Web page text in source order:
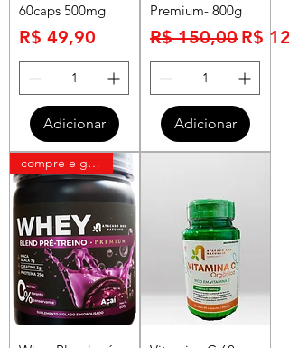
60caps 500mg
Preço
R$ 49,90
Adicionar
Premium- 800g
Preço normal
R$ 150,00 R$
Adicionar
compre e ganhe uma pasta bendu